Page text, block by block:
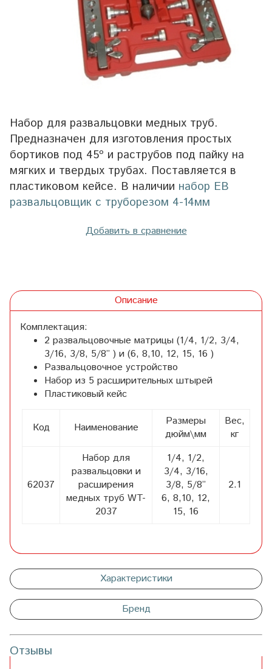
Набор для развальцовки медных труб.
Предназначен для изготовления простых
бортиков под 45º и раструбов под пайку на
мягких и твердых трубах. Поставляется в
пластиковом кейсе. В наличии набор EB
развальцовщик с труборезом 4-14мм
Добавить в сравнение
Описание
Комплектация:
2 развальцовочные матрицы (1/4, 1/2, 3/4,
3/16, 3/8, 5/8” ) и (6, 8,10, 12, 15, 16 )
Развальцовочное устройство
Набор из 5 расширительных штырей
Пластиковый кейс
Код Наименование
Размеры
дюйм\мм
Вес,
кг
62037
Набор для
развальцовки и
расширения
медных труб WT-
2037
1/4, 1/2,
3/4, 3/16,
3/8, 5/8”
6, 8,10, 12,
15, 16
2.1
Характеристики
Бренд
Отзывы